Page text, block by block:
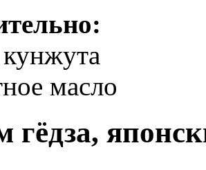
масло
гёдза,